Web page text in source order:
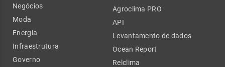
Negócios
Moda
Energia
Infraestrutura
Governo
Agroclima PRO
API
Levantamento de dados
Ocean Report
Relclima